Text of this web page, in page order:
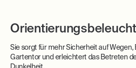
Sie sorgt für mehr Sicherheit auf Wegen,
Gartentor und erleichtert das Betreten